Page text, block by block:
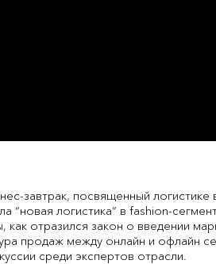
завтрак, посвященный
“новая логистика” в fashion-
как отразился закон о введении
продаж между онлайн и офлайн
среди экспертов отрасли.